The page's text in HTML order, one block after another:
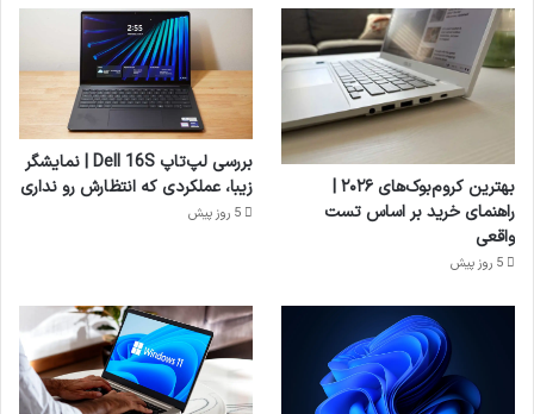
بهترین کروم‌بوک‌های ۲۰۲۶ |
راهنمای خرید بر اساس تست
واقعی
5 روز پیش
بررسی لپ‌تاپ Dell 16S | نمایشگر
زیبا، عملکردی که انتظارش رو نداری
5 روز پیش